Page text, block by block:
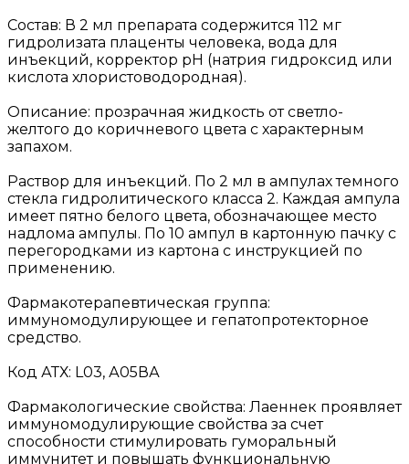
Состав: В 2 мл препарата содержится 112 мг
гидролизата плаценты человека, вода для
инъекций, корректор рН (натрия гидроксид или
кислота хлористоводородная).
Описание: прозрачная жидкость от светло-
желтого до коричневого цвета с характерным
запахом.
Раствор для инъекций. По 2 мл в ампулах темного
стекла гидролитического класса 2. Каждая ампула
имеет пятно белого цвета, обозначающее место
надлома ампулы. По 10 ампул в картонную пачку с
перегородками из картона с инструкцией по
применению.
Фармакотерапевтическая группа:
иммуномодулирующее и гепатопротекторное
средство.
Код АТХ: L03, А05ВА
Фармакологические свойства: Лаеннек проявляет
иммуномодулирующие свойства за счет
способности стимулировать гуморальный
иммунитет и повышать функциональную